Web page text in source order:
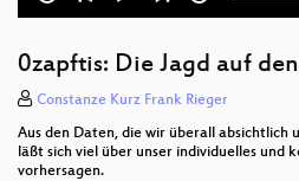
Wölkchen statt Cloud
Nackte Tatsachen
Public-Intelligence-Partnership
Dezentrale Geldschöpfung
0zapftis: Die Jagd auf
Constanze Kurz Frank Rieger
Aus den Daten, die wir überall absichtlich
läßt sich viel über unser individuelles und
vorhersagen.